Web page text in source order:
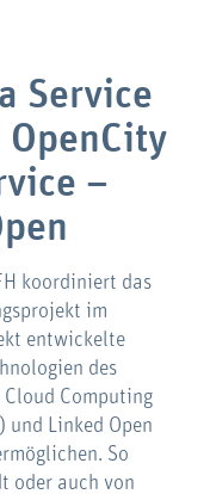
Service
–
koordiniert das
im
entwickelte
des
Computing
und Linked Open
So
oder auch von